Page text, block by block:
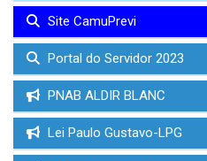
Site CamuPrevi
Portal do Servidor 2023
PNAB ALDIR BLANC
Lei Paulo Gustavo-LPG